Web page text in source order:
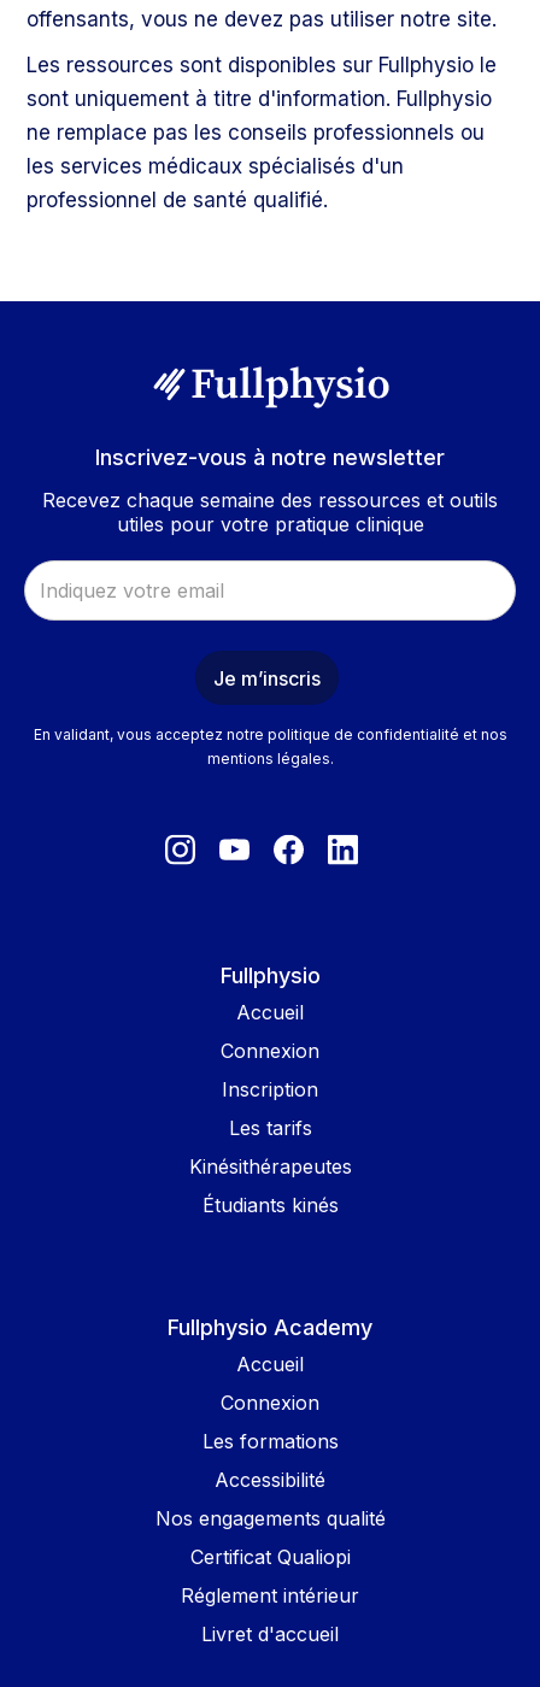
offensants, vous ne devez pas utiliser notre site.
Les ressources sont disponibles sur Fullphysio le
sont uniquement à titre d'information. Fullphysio
ne remplace pas les conseils professionnels ou
les services médicaux spécialisés d'un
professionnel de santé qualifié.
Inscrivez-vous à notre newsletter
Recevez chaque semaine des ressources et outils
utiles pour votre pratique clinique
En validant, vous acceptez notre politique de confidentialité et nos
mentions légales.
Fullphysio
Accueil
Connexion
Inscription
Les tarifs
Kinésithérapeutes
Étudiants kinés
Fullphysio Academy
Accueil
Connexion
Les formations
Accessibilité
Nos engagements qualité
Certificat Qualiopi
Réglement intérieur
Livret d'accueil